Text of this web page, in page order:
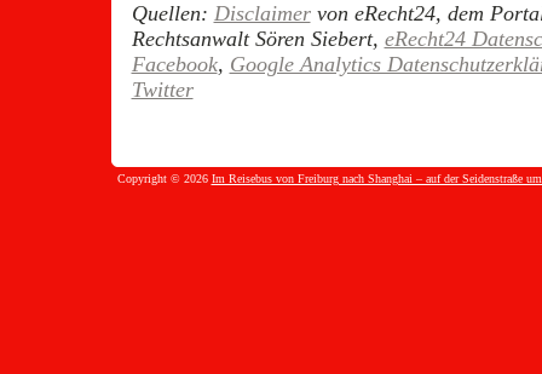
Quellen: Disclaimervon eRecht24, dem
Rechtsanwalt Sören Siebert, eRecht24
Facebook, Google Analytics
Twitter
Copyright © 2026 Im Reisebus von Freiburg nach Shanghai – auf der Seidenstraße